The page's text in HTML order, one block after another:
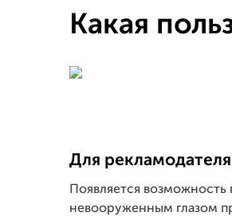
Какая
Для
Появляется
невооруженным глазом